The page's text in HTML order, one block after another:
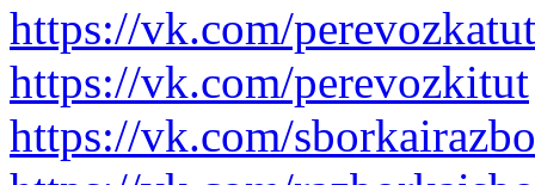
https://vk.com/perevozkatut
https://vk.com/perevozkitut
https://vk.com/